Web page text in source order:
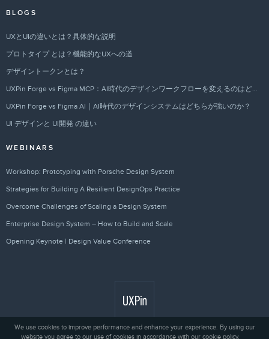
BLOGS
UXとUIの違いとは？具体的な説明
プロトタイプ とは？機能的なUXへの道
デザイントークンとは？
UXPin Forge vs Figma MCP：AI時代のデザインワークフローを変えるのはどちらか？
UXPin Forge vs Figma AI｜AI時代のデザインシステムはどちらが強いのか？
UI デザインと UI開発 の違い
WEBINARS
Workshop: Prototyping with Porsche Design System
Strategies for Building A Resilient DesignOps Practice
Overcome Challenges of Scaling a Design System
Enterprise Design System – How to Build and Scale
Opening Keynote | Design Value Conference
We use cookies to improve performance and enhance your experience. By using our
website you agree to our use of cookies in accordance with our cookie policy.